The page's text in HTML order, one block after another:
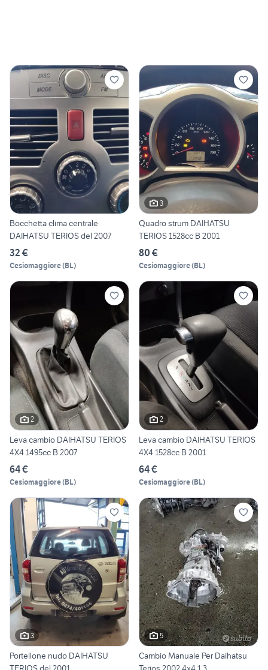
Bocchetta clima centrale
DAIHATSU TERIOS del 2007
32 €
Cesiomaggiore(BL)
3
Quadro strum DAIHATSU
TERIOS 1528cc B 2001
80 €
Cesiomaggiore(BL)
2
Leva cambio DAIHATSU TERIOS
4X4 1495cc B 2007
64 €
Cesiomaggiore(BL)
2
Leva cambio DAIHATSU TERIOS
4X4 1528cc B 2001
64 €
Cesiomaggiore(BL)
3
Portellone nudo DAIHATSU
5
Cambio Manuale Per Daihatsu